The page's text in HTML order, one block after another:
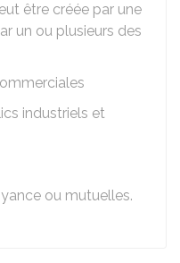
être créée par une
un ou plusieurs des
industriels et
ou mutuelles.